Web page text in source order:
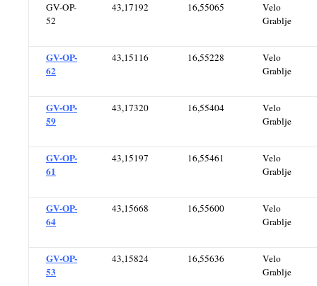
GV-OP-
52
43,17192 16,55065
Velo
Grablje
GV-OP-
62
43,15116 16,55228
Velo
Grablje
GV-OP-
59
43,17320 16,55404
Velo
Grablje
GV-OP-
61
43,15197 16,55461
Velo
Grablje
GV-OP-
64
43,15668 16,55600
Velo
Grablje
GV-OP-
53
43,15824 16,55636
Velo
Grablje